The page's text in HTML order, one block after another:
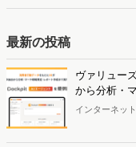
ポートとなっ
ウンロードで
最新の投稿
ヴァリュー
から分析・
「Dockpit
インターネッ
ィングサービ
250万人の